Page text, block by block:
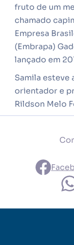
fruto de um
chamado
Empresa
(Embrapa)
lançado em
Samila esteve
orientador e
Rildson Melo